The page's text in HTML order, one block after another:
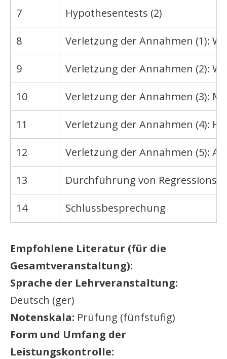
7 Hypothesentests (2)
8 Verletzung der Annahmen (1):
9 Verletzung der Annahmen (2):
10 Verletzung der Annahmen (3):
11 Verletzung der Annahmen (4):
12 Verletzung der Annahmen (5):
13 Durchführung von
14 Schlussbesprechung
Empfohlene Literatur (für die
Gesamtveranstaltung):
Sprache der Lehrveranstaltung:
Deutsch (ger)
Notenskala: Prüfung (fünfstufig)
Form und Umfang der
Leistungskontrolle: